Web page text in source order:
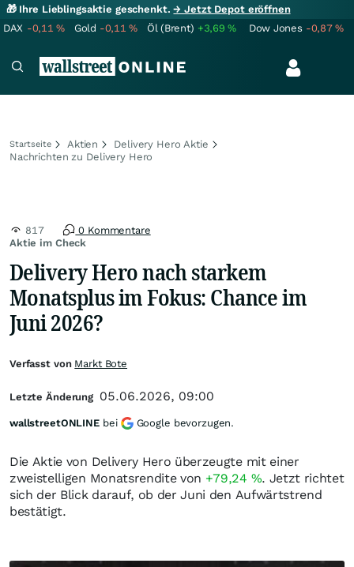
🎁 Ihre Lieblingsaktie geschenkt.→ Jetzt Depot eröffnen
DAX -0,11% Gold -0,11% Öl (Brent) +3,69% Dow Jones -0,87%
Startseite Aktien
Delivery Hero Aktie
Nachrichten zu Delivery Hero
Aktie im Check
817 0 Kommentare
Delivery Hero nach starkem
Monatsplus im Fokus: Chance im
Juni 2026?
Die Aktie von Delivery Hero überzeugte mit einer
zweistelligen Monatsrendite von +79,24 %. Jetzt richtet
sich der Blick darauf, ob der Juni den Aufwärtstrend
bestätigt.
Verfasst von Markt Bote
Letzte Änderung 05.06.2026, 09:00
wallstreetONLINE bei Google bevorzugen.